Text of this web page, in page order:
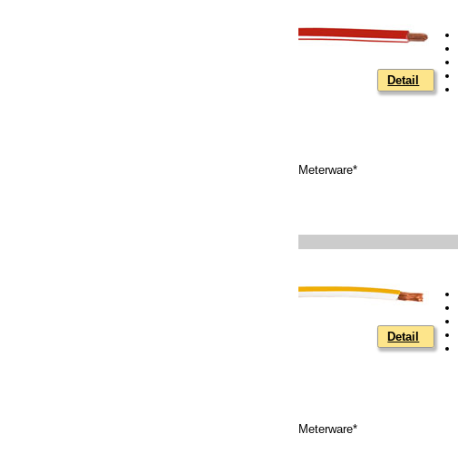
Detail
Meterware*
Detail
Meterware*